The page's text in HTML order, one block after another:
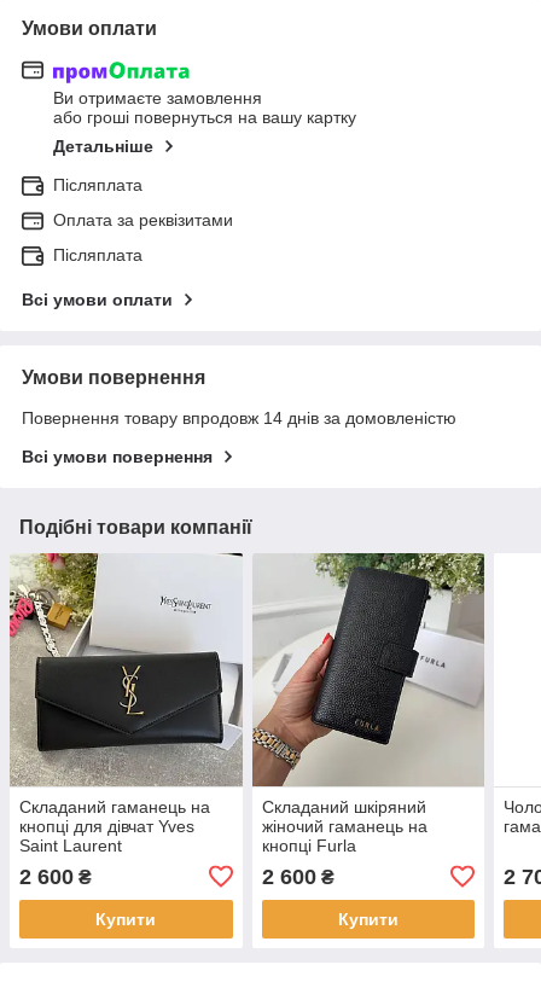
Умови оплати
Ви отримаєте замовлення
або гроші повернуться на вашу картку
Детальніше
Післяплата
Оплата за реквізитами
Післяплата
Всі умови оплати
Умови повернення
Повернення товару впродовж 14 днів за домовленістю
Всі умови повернення
Подібні товари компанії
Складаний гаманець на
кнопці для дівчат Yves
Saint Laurent
2 600 ₴
Купити
Складаний шкіряний
жіночий гаманець на
кнопці Furla
2 600₴
Купити
2